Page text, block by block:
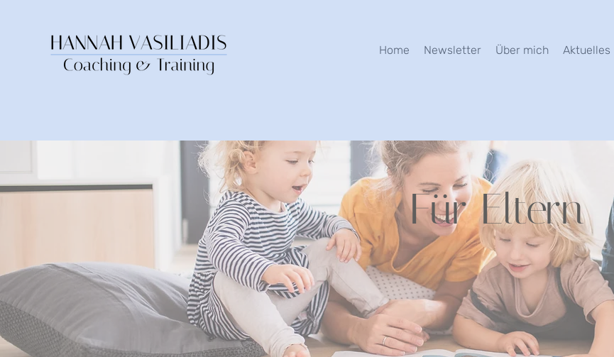
Home Newsletter Über mich Aktuelles
Für Eltern